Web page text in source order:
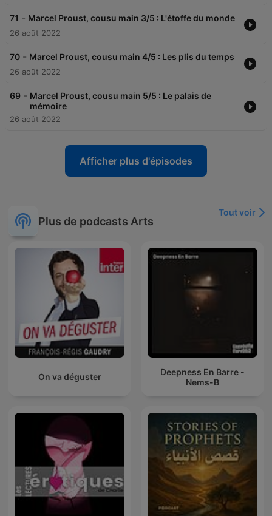
71 - Marcel Proust, cousu main 3/5 : L'étoffe du monde
26 août 2022
70 - Marcel Proust, cousu main 4/5 : Les plis du temps
26 août 2022
69 - Marcel Proust, cousu main 5/5 : Le palais de
mémoire
26 août 2022
Afficher plus d'épisodes
Plus de podcasts Arts
Tout voir
On va déguster
Deepness En Barre -
Nems-B